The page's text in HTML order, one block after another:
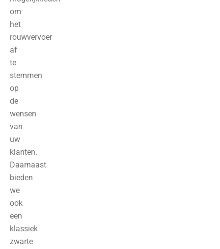
om
het
rouwvervoer
af
te
stemmen
op
de
wensen
van
uw
klanten.
Daarnaast
bieden
we
ook
een
klassiek
zwarte